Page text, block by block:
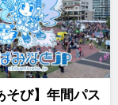
そび】年間パス